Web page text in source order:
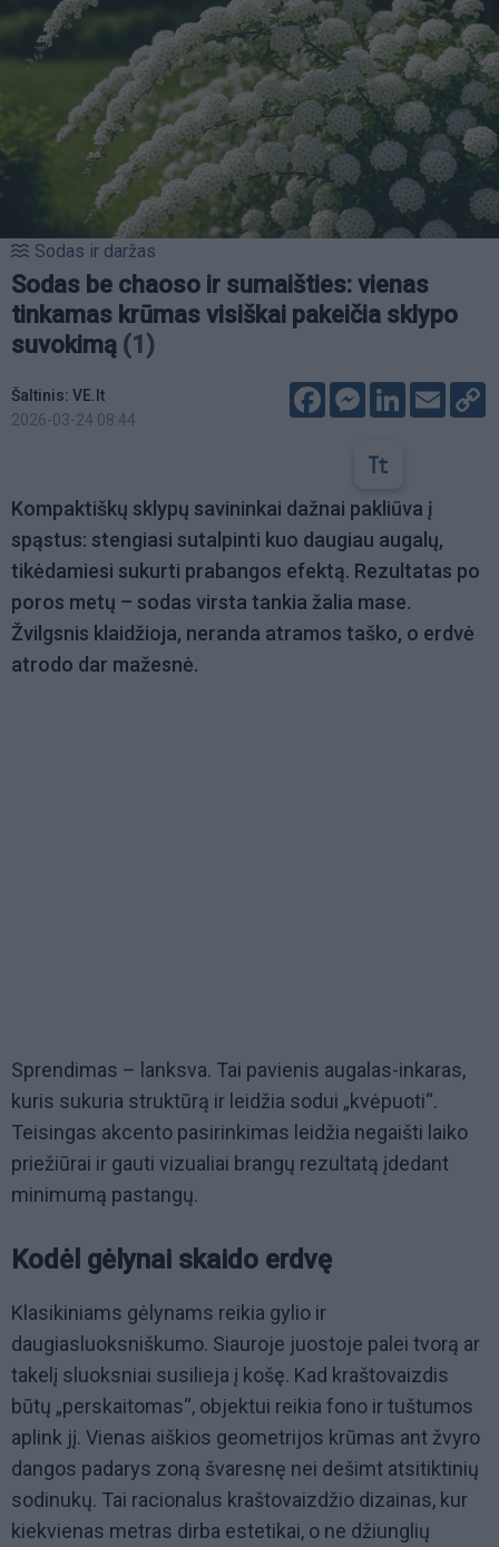
Sodas ir daržas
Sodas be chaoso ir sumaišties: vienas
tinkamas krūmas visiškai pakeičia sklypo
suvokimą (1)
Šaltinis: VE.lt
2026-03-24 08:44
FacebookMessenger
LinkedIn
Email
Kompaktiškų sklypų savininkai dažnai pakliūva į
spąstus: stengiasi sutalpinti kuo daugiau augalų,
tikėdamiesi sukurti prabangos efektą. Rezultatas po
poros metų – sodas virsta tankia žalia mase.
Žvilgsnis klaidžioja, neranda atramos taško, o erdvė
atrodo dar mažesnė.
Sprendimas – lanksva. Tai pavienis augalas-inkaras,
kuris sukuria struktūrą ir leidžia sodui „kvėpuoti“.
Teisingas akcento pasirinkimas leidžia negaišti laiko
priežiūrai ir gauti vizualiai brangų rezultatą įdedant
minimumą pastangų.
Kodėl gėlynai skaido erdvę
Klasikiniams gėlynams reikia gylio ir
daugiasluoksniškumo. Siauroje juostoje palei tvorą ar
takelį sluoksniai susilieja į košę. Kad kraštovaizdis
būtų „perskaitomas“, objektui reikia fono ir tuštumos
aplink jį. Vienas aiškios geometrijos krūmas ant žvyro
dangos padarys zoną švaresnę nei dešimt atsitiktinių
sodinukų. Tai racionalus kraštovaizdžio dizainas, kur
kiekvienas metras dirba estetikai, o ne džiunglių